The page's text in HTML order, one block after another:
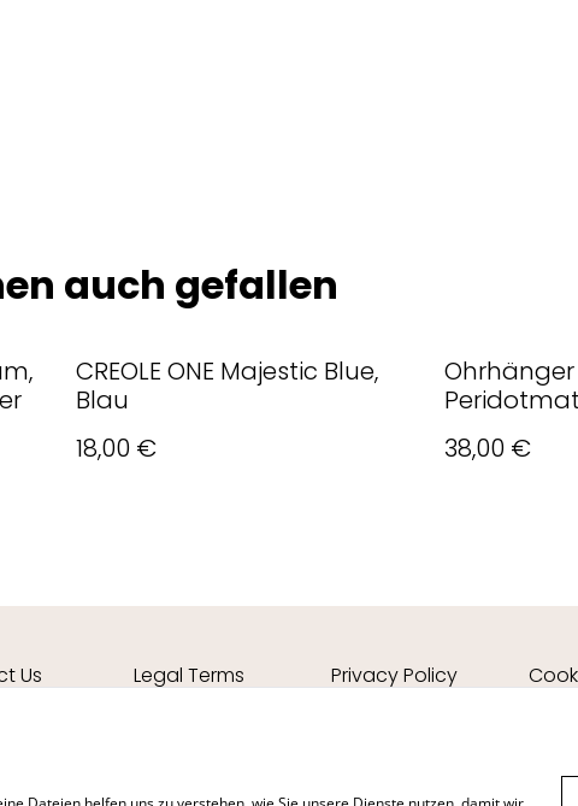
auch gefallen
CREOLE ONE Majestic Blue,
Blau
18,00 €
Ohrhänger
38,00 €
Us Legal Terms Privacy Policy